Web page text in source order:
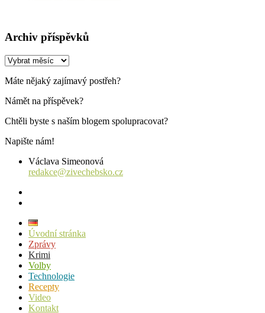
Archiv příspěvků
Archiv
Máte nějaký zajímavý postřeh?
Námět na příspěvek?
Chtěli byste s naším blogem spolupracovat?
Napište nám!
Václava Simeonová
redakce@zivechebsko.cz
Úvodní stránka
Zprávy
Krimi
Volby
Technologie
Recepty
Video
Kontakt